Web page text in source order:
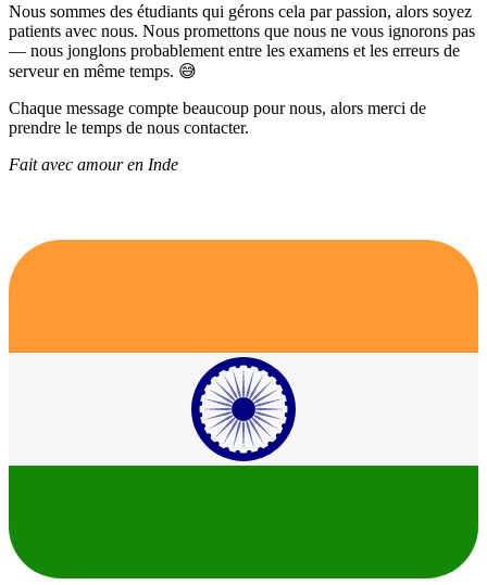
Nous sommes des étudiants qui gérons cela par passion, alors soyez
patients avec nous. Nous promettons que nous ne vous ignorons pas
— nous jonglons probablement entre les examens et les erreurs de
serveur en même temps. 😅
Chaque message compte beaucoup pour nous, alors merci de
prendre le temps de nous contacter.
Fait avec amour en Inde